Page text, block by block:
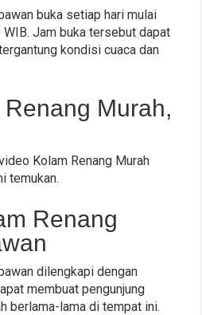
buka setiap hari mulai
Jam buka tersebut dapat
kondisi cuaca dan
Murah,
Kolam Renang Murah
temukan.
Renang
dilengkapi dengan
membuat pengunjung
berlama-lama di tempat ini.